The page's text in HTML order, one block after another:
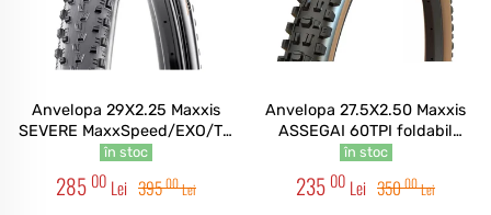
Anvelopa 29X2.25 Maxxis
SEVERE MaxxSpeed/EXO/TR
120TPI foldabil Mountain
în stoc
285 00 Lei 39500Lei
Anvelopa 27.5X2.50 Maxxis
ASSEGAI 60TPI foldabil
EXO/TR/TANWALL
în stoc
235 00 Lei 35000Lei